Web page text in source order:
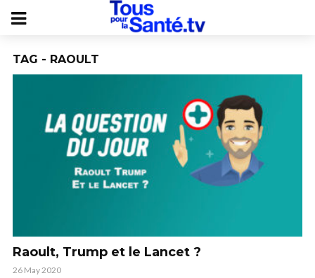
TAG - RAOULT
Raoult, Trump et le Lancet ?
26 May 2020